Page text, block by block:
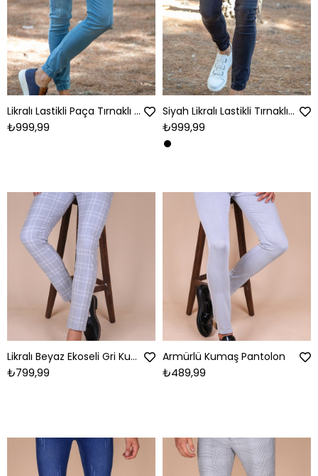
Likralı Lastikli Paça Tırnaklı Buz Mavisi Kot Pantolon
₺999,99
Siyah Likralı Lastikli Tırnaklı Kot Pantolon
₺999,99
Likralı Beyaz Ekoseli Gri Kumaş Pantolon
₺799,99
Armürlü Kumaş Pantolon
₺489,99